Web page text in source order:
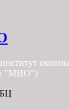
"МИО")